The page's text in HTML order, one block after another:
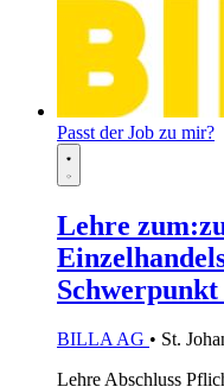
Passt der Job zu mir?
Lehre
BILLA AG • St.
LehreAbschluss